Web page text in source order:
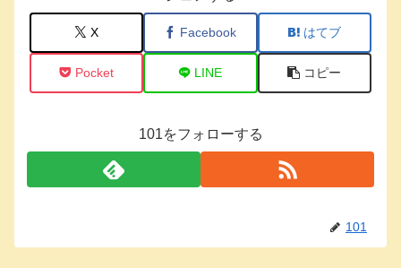
X Facebook はてブ
Pocket LINE コピー
101をフォローする
101